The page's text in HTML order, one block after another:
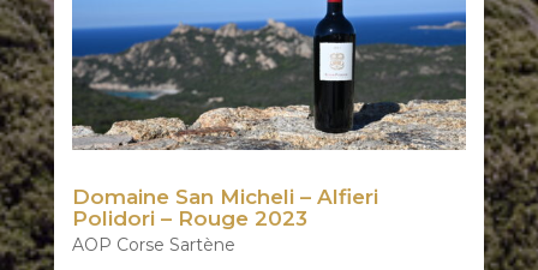
Domaine San Micheli – Alfieri
Polidori – Rouge 2023
AOP Corse Sartène